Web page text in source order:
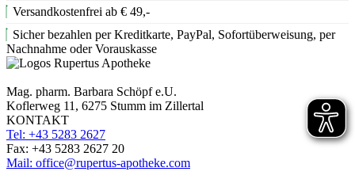
Versandkostenfrei ab € 49,-
Sicher bezahlen per Kreditkarte, PayPal, Sofortüberweisung, per
Nachnahme oder Vorauskasse
Mag. pharm. Barbara Schöpf e.U.
Koflerweg 11, 6275 Stumm im Zillertal
KONTAKT
Tel: +43 5283 2627
Fax: +43 5283 2627 20
Mail: office@rupertus-apotheke.com